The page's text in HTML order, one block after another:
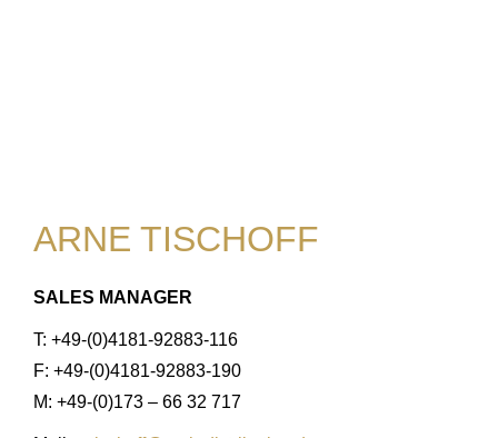
ARNE TISCHOFF
SALES MANAGER
T: +49-(0)4181-92883-116
F: +49-(0)4181-92883-190
M: +49-(0)173 – 66 32 717